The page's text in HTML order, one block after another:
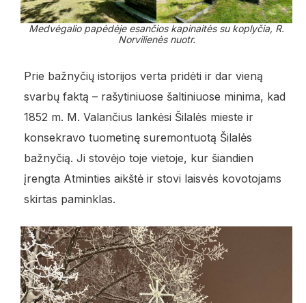
Medvėgalio papėdėje esančios kapinaitės su koplyčia, R.
Norvilienės nuotr.
Prie bažnyčių istorijos verta pridėti ir dar vieną
svarbų faktą – rašytiniuose šaltiniuose minima, kad
1852 m. M. Valančius lankėsi Šilalės mieste ir
konsekravo tuometinę suremontuotą Šilalės
bažnyčią. Ji stovėjo toje vietoje, kur šiandien
įrengta Atminties aikštė ir stovi laisvės kovotojams
skirtas paminklas.